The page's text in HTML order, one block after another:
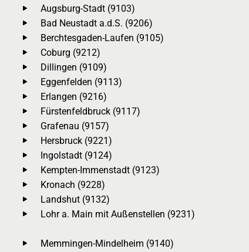
Augsburg-Stadt (9103)
Bad Neustadt a.d.S. (9206)
Berchtesgaden-Laufen (9105)
Coburg (9212)
Dillingen (9109)
Eggenfelden (9113)
Erlangen (9216)
Fürstenfeldbruck (9117)
Grafenau (9157)
Hersbruck (9221)
Ingolstadt (9124)
Kempten-Immenstadt (9123)
Kronach (9228)
Landshut (9132)
Lohr a. Main mit Außenstellen (9231)
Memmingen-Mindelheim (9140)